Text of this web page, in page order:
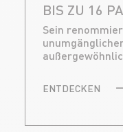
BIS ZU 16
Sein
ENTDECKEN